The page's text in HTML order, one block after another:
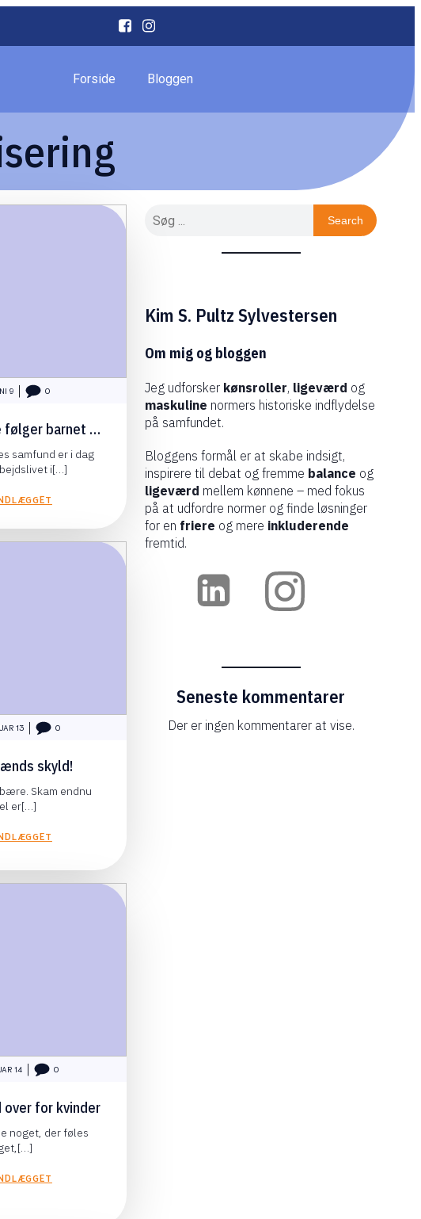
Forside Bloggen
9 | 0
følger barnet …
samfund er i dag
i[…]
13 | 0
skyld!
Skam endnu
er[…]
14 | 0
over for kvinder
noget, der føles
Search
Kim S. Pultz Sylvestersen
Om mig og bloggen
Jeg udforsker kønsroller, ligeværd og
maskuline normers historiske indflydelse
på samfundet.
Bloggens formål er at skabe indsigt,
inspirere til debat og fremme balance og
ligeværd mellem kønnene – med fokus
på at udfordre normer og finde løsninger
for en friere og mere inkluderende
fremtid.
Seneste kommentarer
Der er ingen kommentarer at vise.